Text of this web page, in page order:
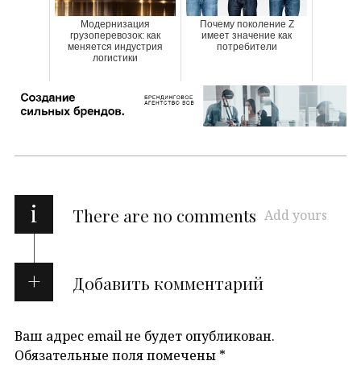
Модернизация
грузоперевозок: как
меняется индустрия
логистики
Почему поколение Z
имеет значение как
потребители
i There are no comments Add yours
Добавить комментарий
Ваш адрес email не будет опубликован.
Обязательные поля помечены *